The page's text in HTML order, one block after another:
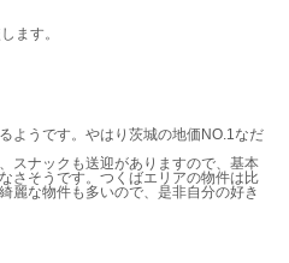
ます。
ようです。やはり茨城の地価NO.1なだ
スナックも送迎がありますので、基本
さそうです。つくばエリアの物件は比
麗な物件も多いので、是非自分の好き